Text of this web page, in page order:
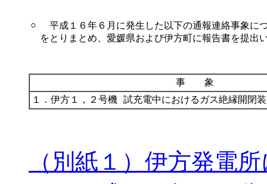
○
平成１６年６月に発生した以下の通報連絡事象に
をとりまとめ、愛媛県および伊方町に報告書を提出
事 象
１．伊方１，２号機 試充電中におけるガス絶縁開閉
（別紙１）伊方発電